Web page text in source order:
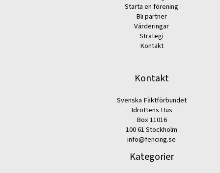
Starta en förening
Bli partner
Värderingar
Strategi
Kontakt
Kontakt
Svenska Fäktförbundet
Idrottens Hus
Box 11016
100 61 Stockholm
info@fencing.se
Kategorier